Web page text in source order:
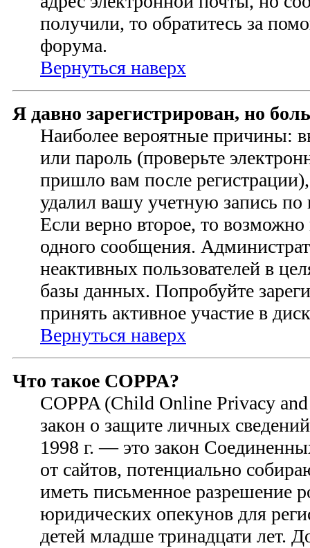
получили, то обратитесь за
форума.
Вернуться наверх
Я давно зарегистрирован, но
Наиболее вероятные причины:
или пароль (проверьте
пришло вам после
удалил вашу учетную запись
Если верно второе, то
одного сообщения.
неактивных пользователей в
базы данных. Попробуйте
принять активное участие в
Вернуться наверх
Что такое COPPA?
COPPA (Child Online Privacy
закон о защите личных
1998 г. — это закон
от сайтов, потенциально
иметь письменное разрешение
юридических опекунов для
детей младше тринадцати лет.